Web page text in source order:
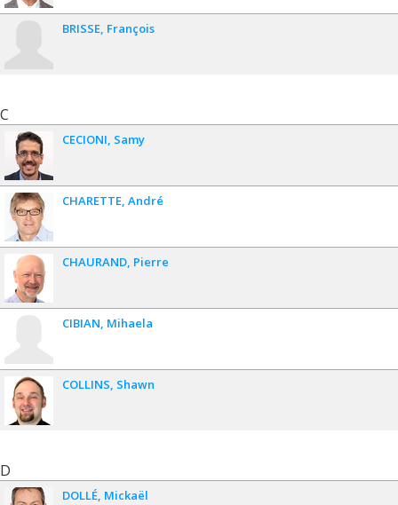
BRISSE François
C
CECIONI Samy
CHARETTE André
CHAURAND Pierre
CIBIAN Mihaela
COLLINS Shawn
D
DOLLÉ Mickaël